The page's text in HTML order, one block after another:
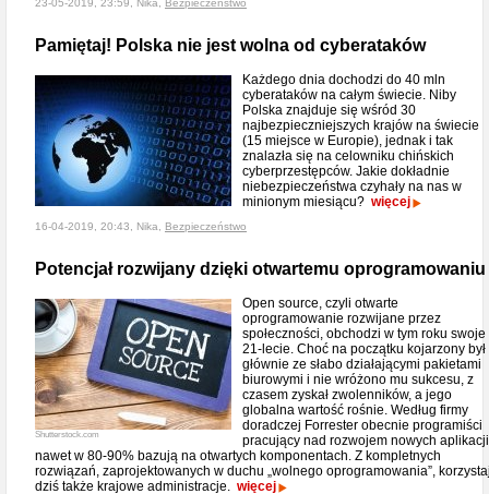
23-05-2019, 23:59, Nika, Bezpieczeństwo
Pamiętaj! Polska nie jest wolna od cyberataków
Każdego dnia dochodzi do 40 mln
cyberataków na całym świecie. Niby
Polska znajduje się wśród 30
najbezpieczniejszych krajów na świecie
(15 miejsce w Europie), jednak i tak
znalazła się na celowniku chińskich
cyberprzestępców. Jakie dokładnie
niebezpieczeństwa czyhały na nas w
minionym miesiącu? więcej
16-04-2019, 20:43, Nika, Bezpieczeństwo
Potencjał rozwijany dzięki otwartemu oprogramowaniu
Shutterstock.com
Open source, czyli otwarte
oprogramowanie rozwijane przez
społeczności, obchodzi w tym roku swoje
21-lecie. Choć na początku kojarzony był
głównie ze słabo działającymi pakietami
biurowymi i nie wróżono mu sukcesu, z
czasem zyskał zwolenników, a jego
globalna wartość rośnie. Według firmy
doradczej Forrester obecnie programiści
pracujący nad rozwojem nowych aplikacji
nawet w 80-90% bazują na otwartych komponentach. Z kompletnych
rozwiązań, zaprojektowanych w duchu „wolnego oprogramowania”,
dziś także krajowe administracje. więcej